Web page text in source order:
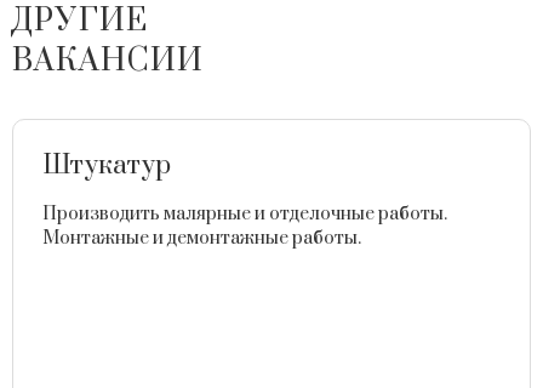
ДРУГИЕ
ВАКАНСИИ
Штукатур
Производить малярные и отделочные работы.
Монтажные и демонтажные работы.